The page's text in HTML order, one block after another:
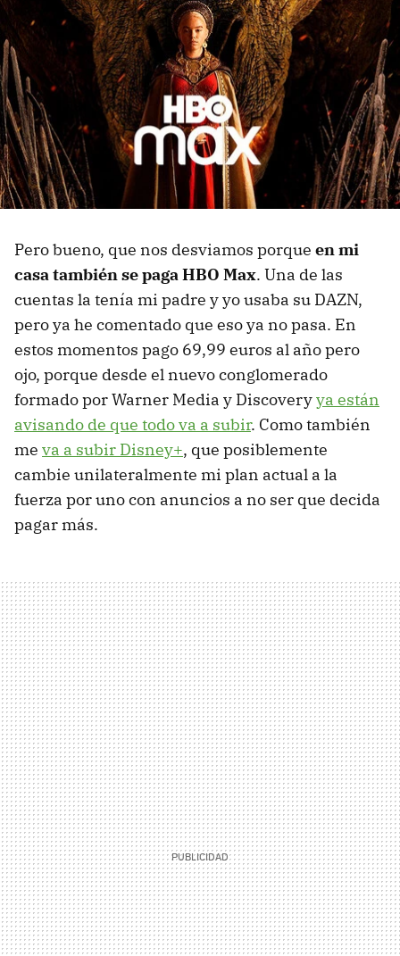
Pero bueno, que nos desviamos porque en mi
casa también se paga HBO Max. Una de las
cuentas la tenía mi padre y yo usaba su DAZN,
pero ya he comentado que eso ya no pasa. En
estos momentos pago 69,99 euros al año pero
ojo, porque desde el nuevo conglomerado
formado por Warner Media y Discoveryya están
avisando de que todo va a subir. Como también
me va a subir Disney+, que posiblemente
cambie unilateralmente mi plan actual a la
fuerza por uno con anuncios a no ser que decida
pagar más.